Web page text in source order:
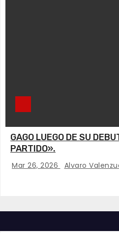
GAGO LUEGO DE SU
PARTIDO».
Mar 26, 2026 Alvaro